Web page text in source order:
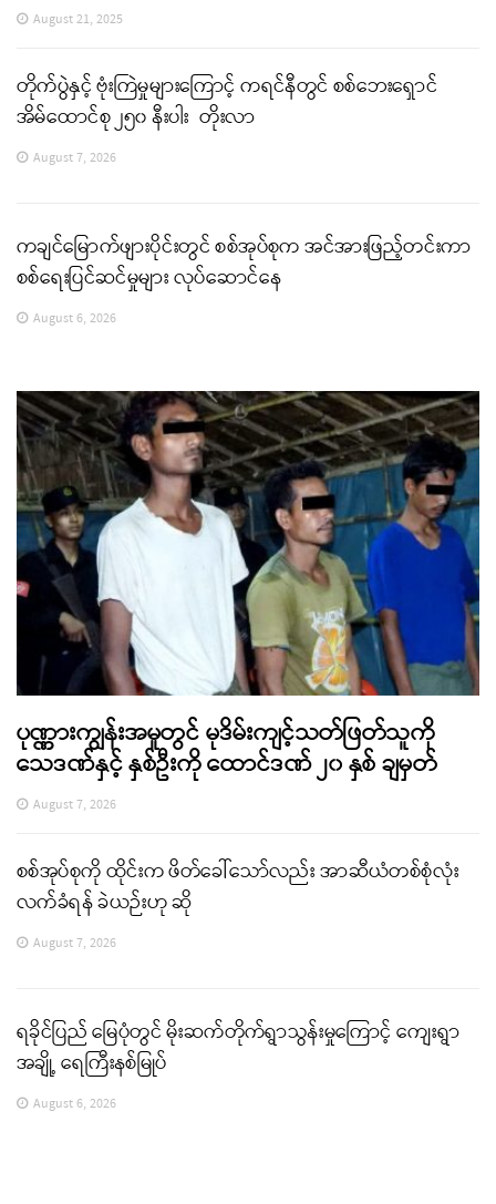
August 21, 2025
တိုက်ပွဲနှင့် ဗုံးကြဲမှုများကြောင့် ကရင်နီတွင် စစ်ဘေးရှောင်
အိမ်ထောင်စု ၂၅၀ နီးပါး တိုးလာ
August 7, 2026
ကချင်မြောက်ဖျားပိုင်းတွင် စစ်အုပ်စုက အင်အားဖြည့်တင်းကာ
စစ်ရေးပြင်ဆင်မှုများ လုပ်ဆောင်နေ
August 6, 2026
ပုဏ္ဏားကျွန်းအမှုတွင် မုဒိမ်းကျင့်သတ်ဖြတ်သူကို
သေဒဏ်နှင့် နှစ်ဦးကို ထောင်ဒဏ် ၂၀ နှစ် ချမှတ်
August 7, 2026
စစ်အုပ်စုကို ထိုင်းက ဖိတ်ခေါ်သော်လည်း အာဆီယံတစ်စုံလုံး
လက်ခံရန် ခဲယဉ်းဟု ဆို
August 7, 2026
ရခိုင်ပြည် မြေပုံတွင် မိုးဆက်တိုက်ရွာသွန်းမှုကြောင့် ကျေးရွာ
အချို့ ရေကြီးနစ်မြုပ်
August 6, 2026